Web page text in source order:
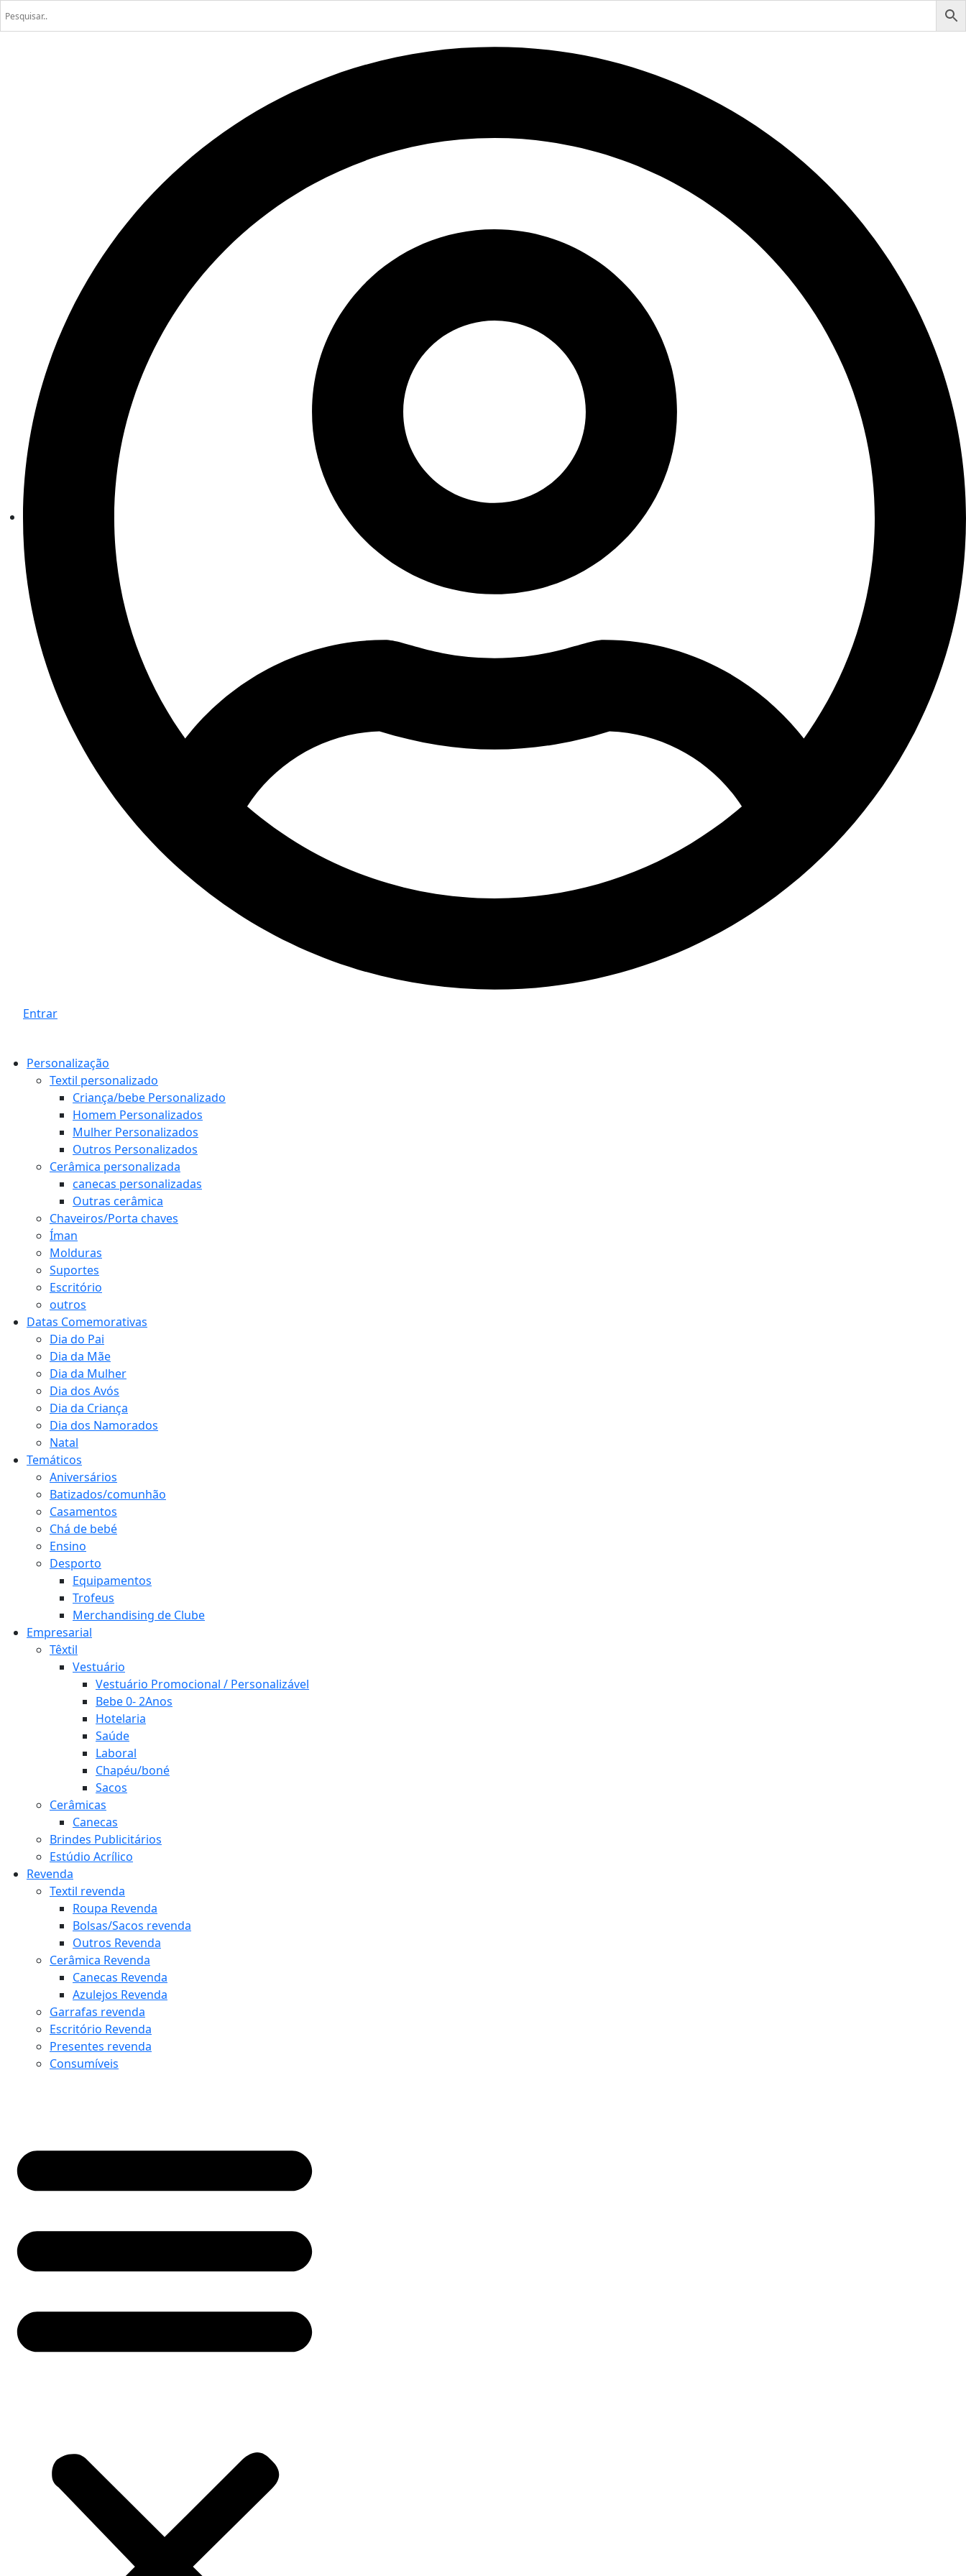
Entrar
Personalização
Textil personalizado
Criança/bebe Personalizado
Homem Personalizados
Mulher Personalizados
Outros Personalizados
Cerâmica personalizada
canecas personalizadas
Outras cerâmica
Chaveiros/Porta chaves
Íman
Molduras
Suportes
Escritório
outros
Datas Comemorativas
Dia do Pai
Dia da Mãe
Dia da Mulher
Dia dos Avós
Dia da Criança
Dia dos Namorados
Natal
Temáticos
Aniversários
Batizados/comunhão
Casamentos
Chá de bebé
Ensino
Desporto
Equipamentos
Trofeus
Merchandising de Clube
Empresarial
Têxtil
Vestuário
Vestuário Promocional / Personalizável
Bebe 0- 2Anos
Hotelaria
Saúde
Laboral
Chapéu/boné
Sacos
Cerâmicas
Canecas
Brindes Publicitários
Estúdio Acrílico
Revenda
Textil revenda
Roupa Revenda
Bolsas/Sacos revenda
Outros Revenda
Cerâmica Revenda
Canecas Revenda
Azulejos Revenda
Garrafas revenda
Escritório Revenda
Presentes revenda
Consumíveis